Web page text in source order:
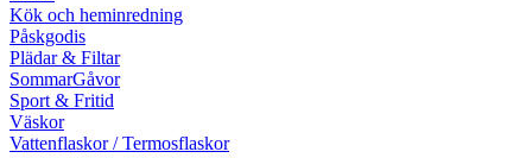
Kök och heminredning
Påskgodis
Plädar & Filtar
SommarGåvor
Sport & Fritid
Väskor
Vattenflaskor / Termosflaskor